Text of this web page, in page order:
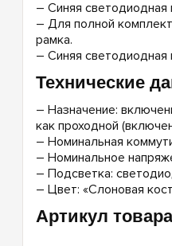
– Синяя светодиодная
– Для полной
рамка.
– Синяя светодиодная
Технические
– Назначение:
как проходной
– Номинальная
– Номинальное
– Подсветка:
– Цвет: «Слоновая
Артикул